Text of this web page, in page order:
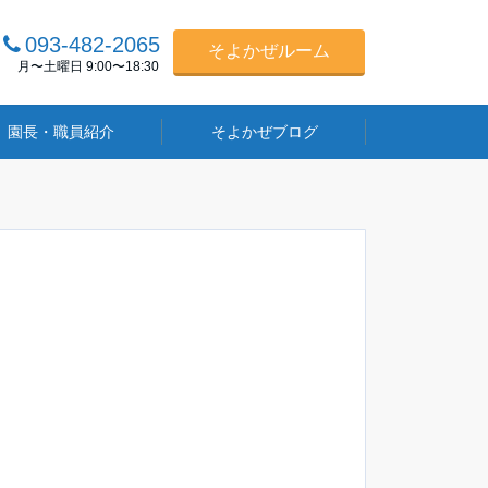
093-482-2065
月〜土曜日 9:00〜18:30
そよかぜルーム
園長・職員紹介 そよかぜブログ